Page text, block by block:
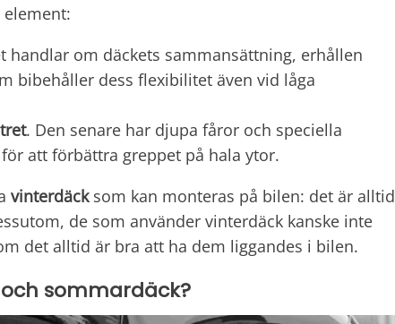
handlar om däckets sammansättning, erhållen
bibehåller dess flexibilitet även vid låga
. Den senare har djupa fåror och speciella
att förbättra greppet på hala ytor.
vinterdäcksom kan monteras på bilen: det är alltid
de som använder vinterdäck kanske inte
det alltid är bra att ha dem liggandes i bilen.
sommardäck?